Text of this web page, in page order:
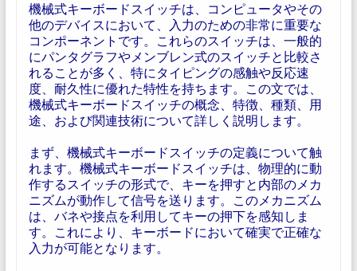
機械式キーボードスイッチは、コンピュータやその
他のデバイスにおいて、入力のための非常に重要な
コンポーネントです。これらのスイッチは、一般的
にパンタグラフやメンブレン式のスイッチと比較さ
れることが多く、特にタイピングの感触や反応速
度、耐久性に優れた特性を持ちます。この文では、
機械式キーボードスイッチの概念、特徴、種類、用
途、および関連技術について詳しく説明します。
まず、機械式キーボードスイッチの定義について触
れます。機械式キーボードスイッチは、物理的に動
作するスイッチの形式で、キーを押すと内部のメカ
ニズムが動作して信号を送ります。このメカニズム
は、バネや接点を利用してキーの押下を感知しま
す。これにより、キーボードにおいて確実で正確な
入力が可能となります。